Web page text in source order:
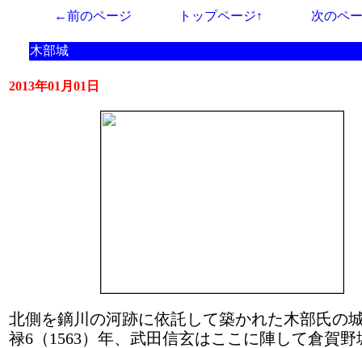
←前のページ トップページ↑ 次のペ
木部城
2013年01月01日
北側を鏑川の河跡に依託して築かれた木部氏の
禄6（1563）年、武田信玄はここに陣して倉賀野